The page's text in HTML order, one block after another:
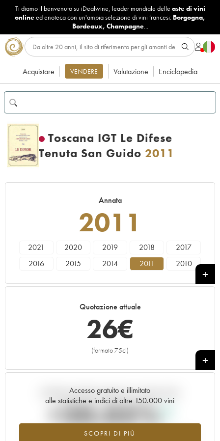
Ti diamo il benvenuto su iDealwine, leader mondiale delle aste di vini
onlineed enoteca con un'ampia selezione di vini francesi: Borgogna,
Bordeaux, Champagne...
Acquistare VENDERE Valutazione Enciclopedia
Toscana IGT Le Difese
Tenuta San Guido 2011
Annata
2011
2021 2020 2019 2018
2017
2016
2015 2014 2011
2010
Quotazione attuale
26€
(formato 75cl)
+
Accesso gratuito e illimitato
alle statistiche e indici di oltre 150.000 vini
SCOPRI DI PIÙ
Andamento della quotazione in tempo reale
+20.05%
Valore in aumento per l'annata 2011 nel 2026 rispetto al 2025